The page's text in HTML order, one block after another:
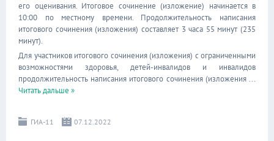
его оценивания. Итоговое сочинение (изложение) начинается в
10:00 по местному времени. Продолжительность написания
итогового сочинения (изложения) составляет 3 часа 55 минут (235
минут).
Для участников итогового сочинения (изложения) с ограниченными
возможностями здоровья, детей-инвалидов и инвалидов
продолжительность написания итогового сочинения (изложения ...
Читать дальше »
ГИА-11 07.12.2022